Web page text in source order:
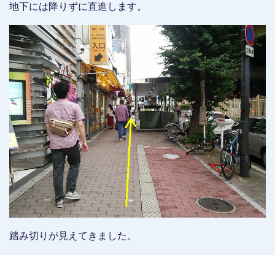
地下には降りずに直進します。
踏み切りが見えてきました。